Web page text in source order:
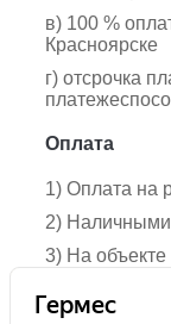
в) 100 %
Красноярске
г) отсрочка
Оплата
1) Оплата на
2)
3) На объекте